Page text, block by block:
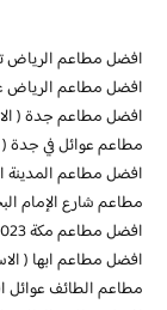
افضل مطاعم الرياض
افضل مطاعم الرياض
افضل مطاعم جدة (
مطاعم عوائل في جدة (
افضل مطاعم المدينة
مطاعم شارع الإمام البخاري
افضل مطاعم مكة 2023
افضل مطاعم ابها (
مطاعم الطائف عوائل افضل